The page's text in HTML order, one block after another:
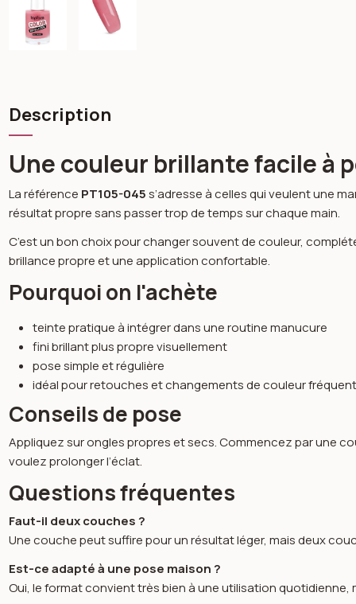
Description
Une couleur brillante facile à
La référence PT105-045s’adresse à celles qui veulent une
résultat propre sans passer trop de temps sur chaque main.
C’est un bon choix pour changer souvent de couleur,
brillance propre et une application confortable.
Pourquoi on l'achète
teinte pratique à intégrer dans une routine manucure
fini brillant plus propre visuellement
pose simple et régulière
idéal pour retouches et changements de couleur
Conseils de pose
Appliquez sur ongles propres et secs. Commencez par une
voulez prolonger l’éclat.
Questions fréquentes
Faut-il deux couches ?
Une couche peut suffire pour un résultat léger, mais deux
Est-ce adapté à une pose maison ?
Oui, le format convient très bien à une utilisation